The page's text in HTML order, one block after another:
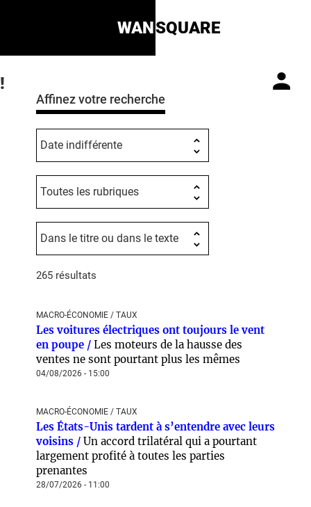
WANSQUARE
!
Affinez votre recherche
265 résultats
MACRO-ÉCONOMIE / TAUX
Les voitures électriques ont toujours le vent
en poupe / Les moteurs de la hausse des
ventes ne sont pourtant plus les mêmes
04/08/2026 - 15:00
MACRO-ÉCONOMIE / TAUX
Les États-Unis tardent à s’entendre avec leurs
voisins / Un accord trilatéral qui a pourtant
largement profité à toutes les parties
prenantes
28/07/2026 - 11:00